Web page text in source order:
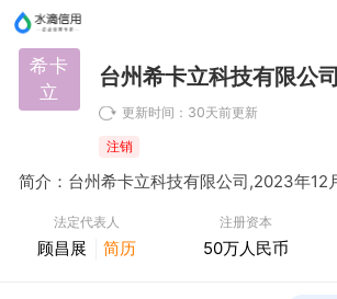
希卡
立
台州希卡立科技有限公司
更新时间：30天前更新
注销
法定代表人
顾昌展 简历
注册资本
50万人民币